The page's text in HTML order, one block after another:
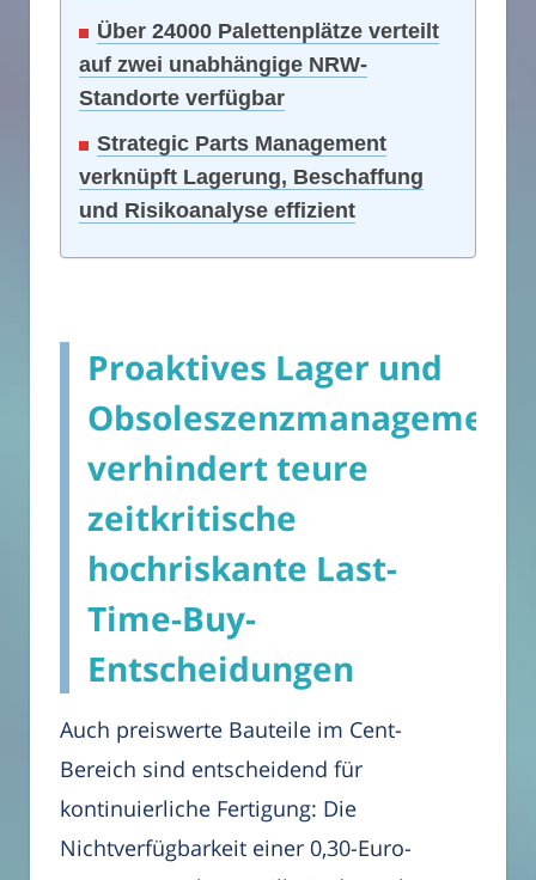
Über 24000 Palettenplätze verteilt
auf zwei unabhängige NRW-
Standorte verfügbar
Strategic Parts Management
verknüpft Lagerung, Beschaffung
und Risikoanalyse effizient
Proaktives Lager und
Obsoleszenzmanagement
verhindert teure
zeitkritische
hochriskante Last-
Time-Buy-
Entscheidungen
Auch preiswerte Bauteile im Cent-
Bereich sind entscheidend für
kontinuierliche Fertigung: Die
Nichtverfügbarkeit einer 0,30-Euro-